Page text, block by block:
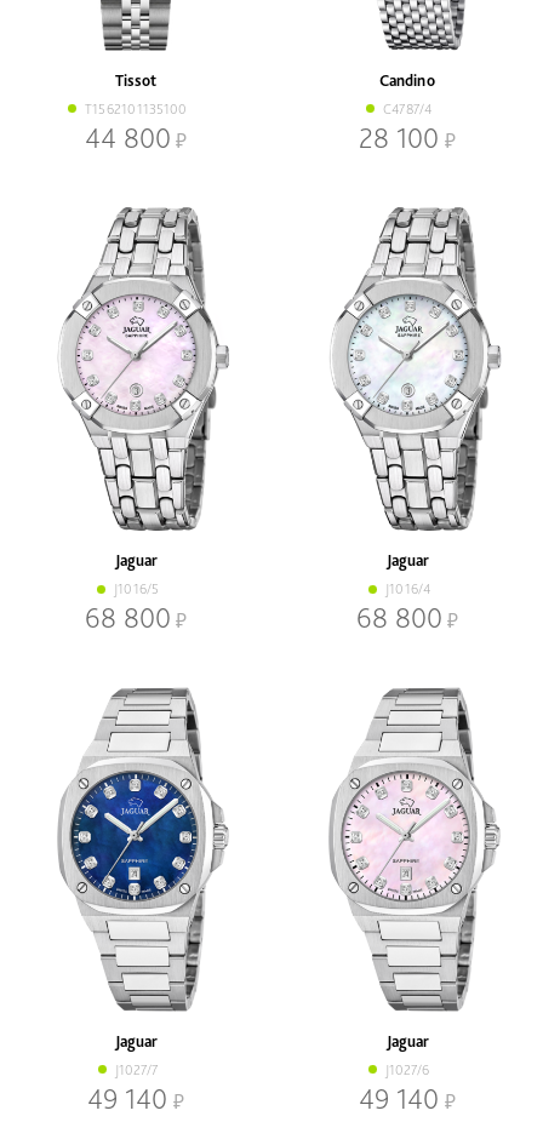
В наличии
Диаметр, мм
Tissot
T1562101135100
44 800
Candino
C4787/4
28 100
Jaguar
J1016/5
68 800
Jaguar
J1016/4
68 800
Jaguar
J1027/7
49 140
Jaguar
J1027/6
49 140